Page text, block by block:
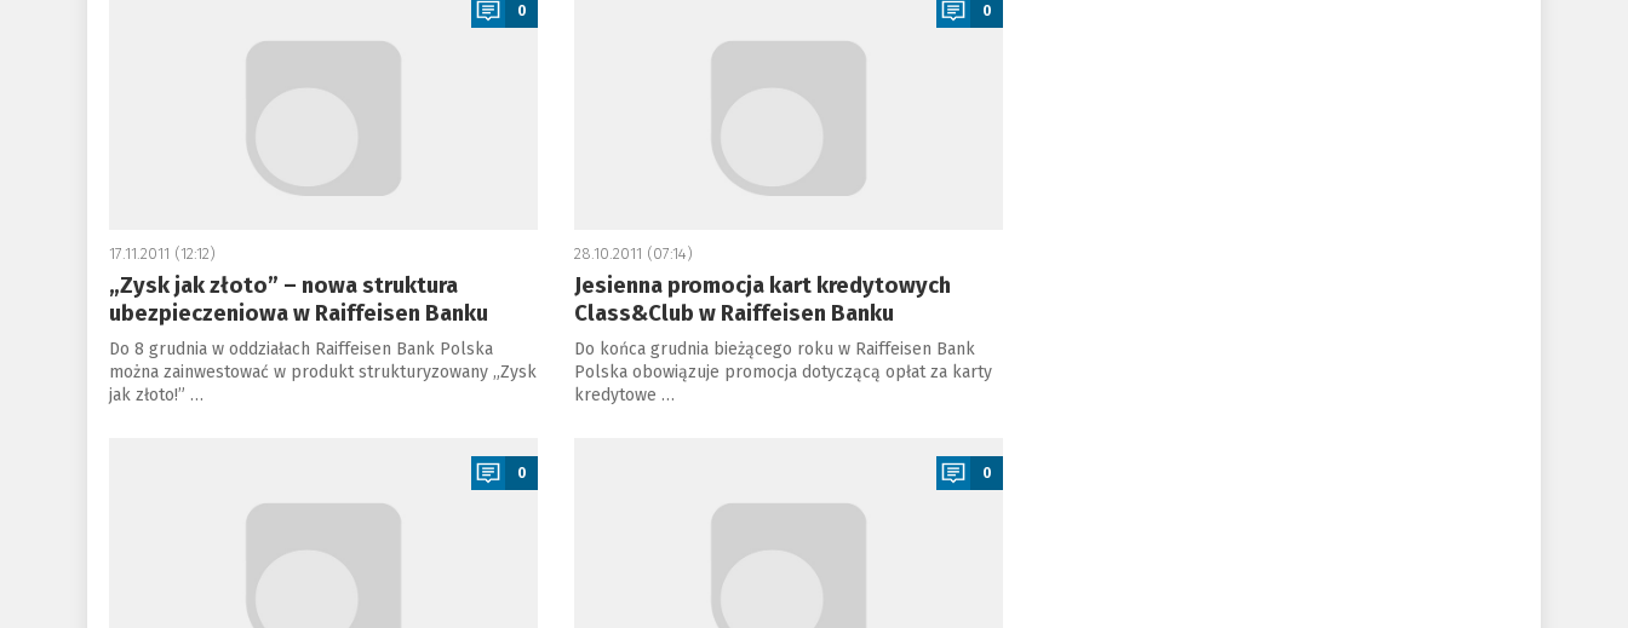
0
17.11.2011 (12:12)
„Zysk jak złoto” – nowa struktura
ubezpieczeniowa w Raiffeisen Banku
Do 8 grudnia w oddziałach Raiffeisen Bank Polska
można zainwestować w produkt strukturyzowany „Zysk
jak złoto!” …
0
28.10.2011 (07:14)
Jesienna promocja kart kredytowych
Class&Club w Raiffeisen Banku
Do końca grudnia bieżącego roku w Raiffeisen Bank
Polska obowiązuje promocja dotyczącą opłat za karty
kredytowe …
0 0